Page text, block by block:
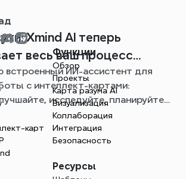
Xmind AI теперь
весь ваш процесс
карт
встроенный ИИ-ассистент для
с интеллект-картами:
исследуйте, планируйте и
не выходя из вашей карты.
карт
Функции
Обзор
Проекты
Карта разума AI
Визуализация
Коллаборация
Интеграция
Безопасность
Ресурсы